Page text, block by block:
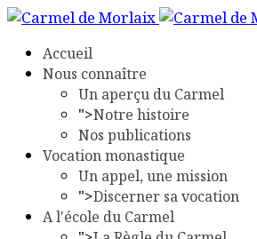
Accueil
Nous connaître
Un aperçu du Carmel
">Notre histoire
Nos publications
Vocation monastique
Un appel, une mission
">Discerner sa vocation
A l'école du Carmel